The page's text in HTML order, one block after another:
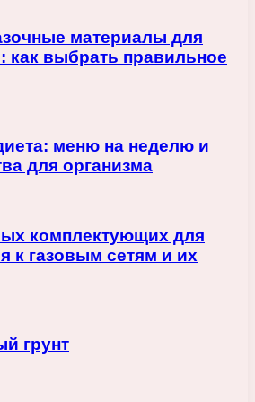
материалы для
как выбрать правильное
меню на неделю и
для организма
комплектующих для
к газовым сетям и их
грунт